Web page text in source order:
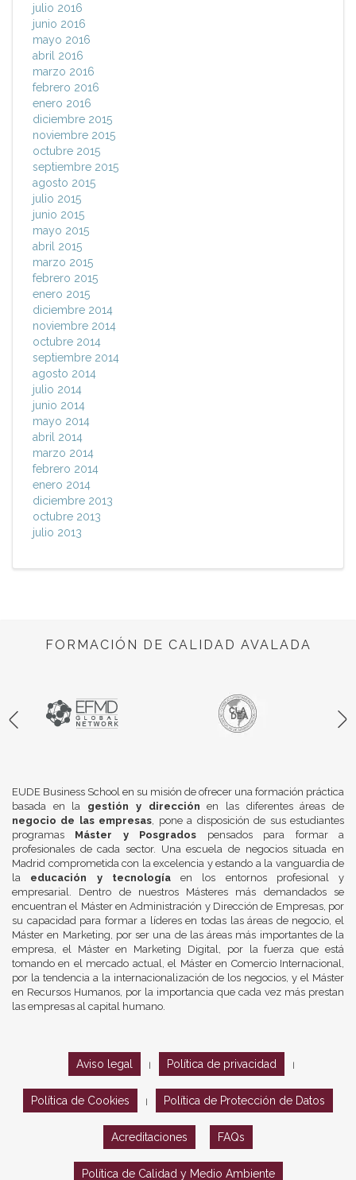
julio 2016
junio 2016
mayo 2016
abril 2016
marzo 2016
febrero 2016
enero 2016
diciembre 2015
noviembre 2015
octubre 2015
septiembre 2015
agosto 2015
julio 2015
junio 2015
mayo 2015
abril 2015
marzo 2015
febrero 2015
enero 2015
diciembre 2014
noviembre 2014
octubre 2014
septiembre 2014
agosto 2014
julio 2014
junio 2014
mayo 2014
abril 2014
marzo 2014
febrero 2014
enero 2014
diciembre 2013
octubre 2013
julio 2013
FORMACIÓN DE CALIDAD AVALADA
EUDE Business School en su misión de ofrecer una formación práctica
basada en la gestión y dirección en las diferentes áreas de
negocio de las empresas, pone a disposición de sus estudiantes
programas Máster y Posgrados pensados para formar a
profesionales de cada sector. Una escuela de negocios situada en
Madrid comprometida con la excelencia y estando a la vanguardia de
la educación y tecnologíaen los entornos profesional y
empresarial. Dentro de nuestros Másteres más demandados se
encuentran el Máster en Administración y Dirección de Empresas, por
su capacidad para formar a líderes en todas las áreas de negocio, el
Máster en Marketing, por ser una de las áreas más importantes de la
empresa, el Máster en Marketing Digital, por la fuerza que está
tomando en el mercado actual, el Máster en Comercio Internacional,
por la tendencia a la internacionalización de los negocios, y el Máster
en Recursos Humanos, por la importancia que cada vez más prestan
las empresas al capital humano.
Aviso legal Política de privacidad
Política de Cookies Política de Protección de Datos
Acreditaciones FAQs
Política de Calidad y Medio Ambiente